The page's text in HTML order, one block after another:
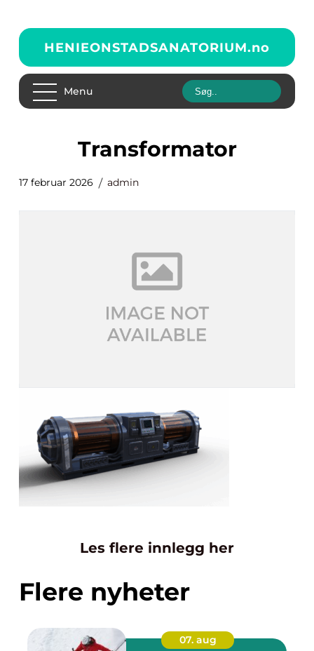
HENIEONSTADSANATORIUM.no
Menu
transformator
17 februar 2026 admin
Les flere innlegg her
Flere nyheter
07. aug